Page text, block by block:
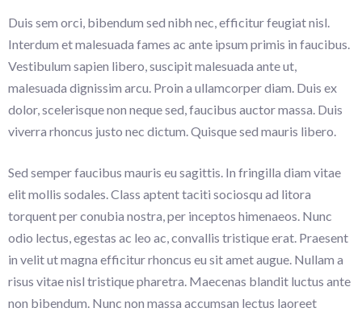
Duis sem orci, bibendum sed nibh nec, efficitur feugiat nisl.
Interdum et malesuada fames ac ante ipsum primis in faucibus.
Vestibulum sapien libero, suscipit malesuada ante ut,
malesuada dignissim arcu. Proin a ullamcorper diam. Duis ex
dolor, scelerisque non neque sed, faucibus auctor massa. Duis
viverra rhoncus justo nec dictum. Quisque sed mauris libero.
Sed semper faucibus mauris eu sagittis. In fringilla diam vitae
elit mollis sodales. Class aptent taciti sociosqu ad litora
torquent per conubia nostra, per inceptos himenaeos. Nunc
odio lectus, egestas ac leo ac, convallis tristique erat. Praesent
in velit ut magna efficitur rhoncus eu sit amet augue. Nullam a
risus vitae nisl tristique pharetra. Maecenas blandit luctus ante
non bibendum. Nunc non massa accumsan lectus laoreet